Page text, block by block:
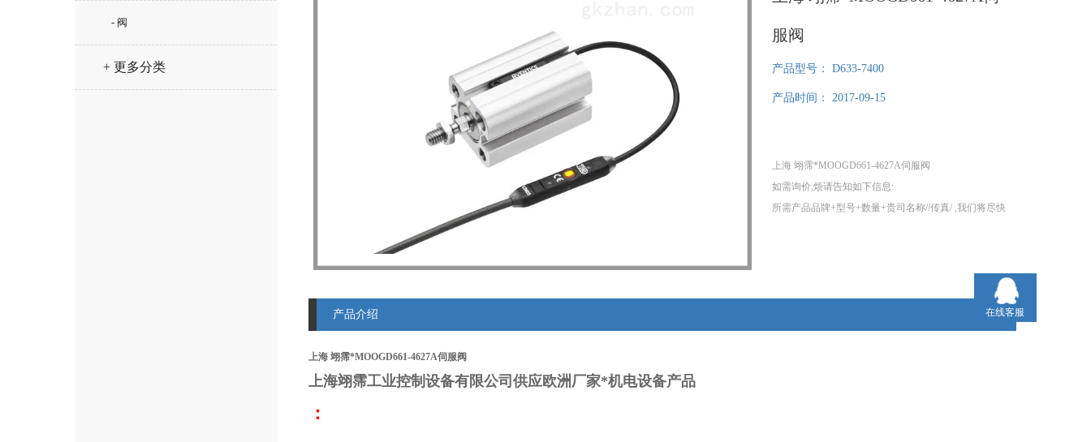
- 阀
+ 更多分类
服阀
产品型号： D633-7400
产品时间： 2017-09-15
上海 翊霈*MOOGD661-4627A伺服阀
如需询价,烦请告知如下信息:
所需产品品牌+型号+数量+贵司名称//传真/ ,我们将尽快
3、只要是欧盟国家的产品，我们可以为您询价并采购！
产品介绍
上海 翊霈*MOOGD661-4627A伺服阀
上海翊霈工业控制设备有限公司供应欧洲厂家*机电设备产品
：
在线客服